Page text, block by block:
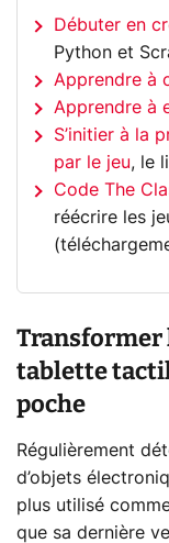
Débuter en
Python et
Apprendre à
Apprendre à
S’initier à la
par le jeu, le
Code The
réécrire les
Transformer
tablette
poche
Régulièrement
d’objets
plus utilisé
que sa dernière